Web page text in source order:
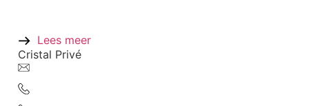
Lees meer
Cristal Privé